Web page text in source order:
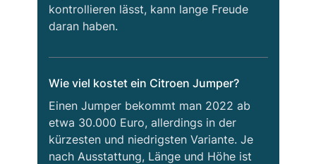
kontrollieren lässt, kann lange Freude
daran haben.
Wie viel kostet ein Citroen Jumper?
Einen Jumper bekommt man 2022 ab
etwa 30.000 Euro, allerdings in der
kürzesten und niedrigsten Variante. Je
nach Ausstattung, Länge und Höhe ist